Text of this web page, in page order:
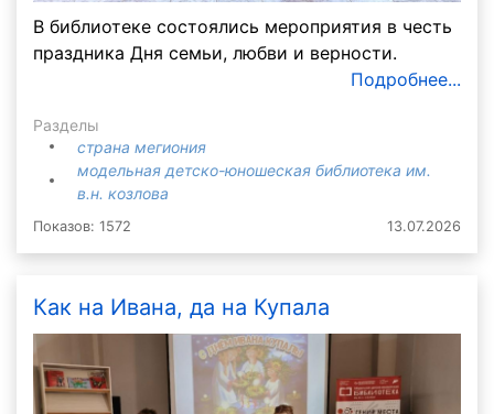
В библиотеке состоялись мероприятия в честь
праздника Дня семьи, любви и верности.
Подробнее...
Разделы
страна мегиония
модельная детско-юношеская библиотека им.
в.н. козлова
Показов: 1572 13.07.2026
Как на Ивана, да на Купала